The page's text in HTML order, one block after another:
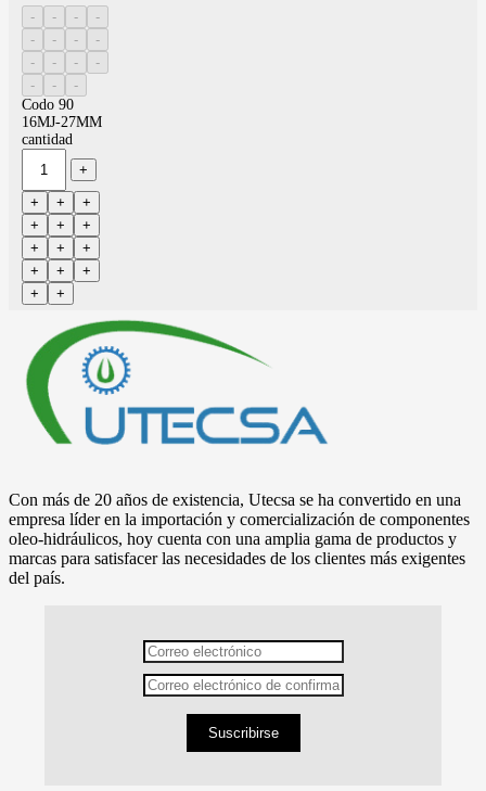
Codo 90
16MJ-27MM
cantidad
Con más de 20 años de existencia, Utecsa se ha convertido en una
empresa líder en la importación y comercialización de componentes
oleo-hidráulicos, hoy cuenta con una amplia gama de productos y
marcas para satisfacer las necesidades de los clientes más exigentes
del país.
Suscribirse